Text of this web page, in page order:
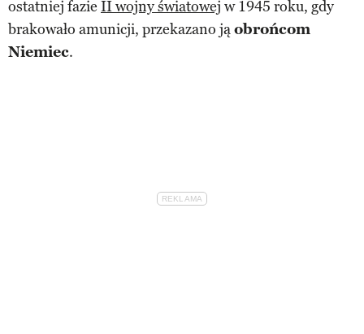
ostatniej fazie II wojny światowej w 1945 roku, gdy
brakowało amunicji, przekazano jąobrońcom
Niemiec.